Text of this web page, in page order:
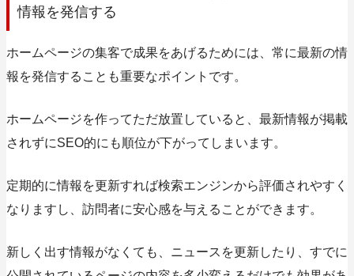
情報を発信する
ホームページの集客で成果をあげるためには、常に最新の情
報を発信することも重要なポイントです。
ホームページを作ってただ放置していると、最新情報が掲載
されずにSEO的にも順位が下がってしまいます。
定期的に情報を更新すれば検索エンジンから評価されやすく
なりますし、訪問者に安心感を与えることができます。
新しく出す情報がなくても、ニュースを更新したり、すでに